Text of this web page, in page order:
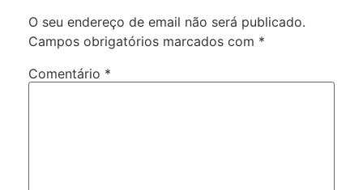
O seu endereço de email não será publicado.
Campos obrigatórios marcados com *
Comentário *